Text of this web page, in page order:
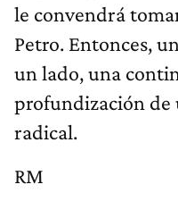
le convendrá
Petro. Entonces,
un lado, una
profundización de
radical.
RM